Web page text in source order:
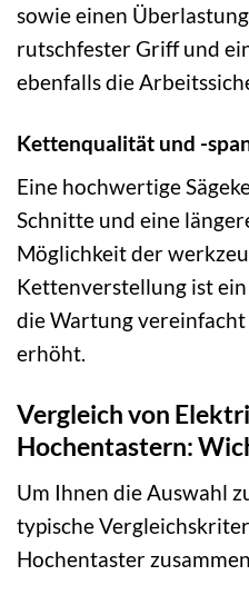
sowie einen
rutschfester Griff und
ebenfalls die
Kettenqualität und -
Eine hochwertige
Schnitte und eine
Möglichkeit der
Kettenverstellung ist
die Wartung
erhöht.
Vergleich von
Hochentastern:
Um Ihnen die Auswahl
typische
Hochentaster